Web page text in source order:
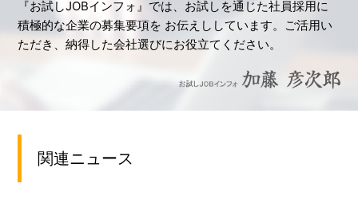
『お試しJOBインフォ』では、お試しを通じた社員採用に
積極的な企業の募集要項を お伝えししています。ご活用い
ただき、納得した会社選びにお役立てください。
関連ニュース